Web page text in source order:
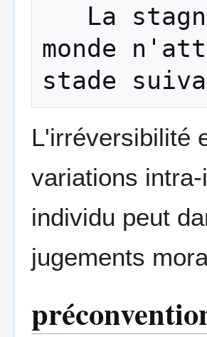
monde
L'irréversibilité
variations
individu peut
jugements